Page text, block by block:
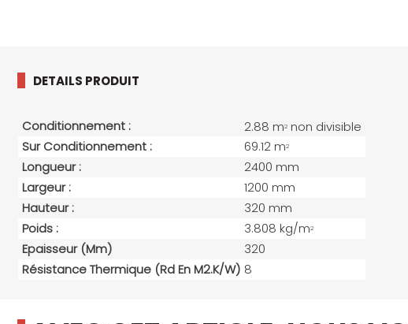
DETAILS PRODUIT
Conditionnement : 2.88 m2 non divisible
Sur Conditionnement :
69.12 m2
Longueur :
2400 mm
Largeur :
1200 mm
Hauteur :
320 mm
Poids :
3.808 kg/m2
Epaisseur (mm)
320
Résistance Thermique (Rd En M2.K/W) 8